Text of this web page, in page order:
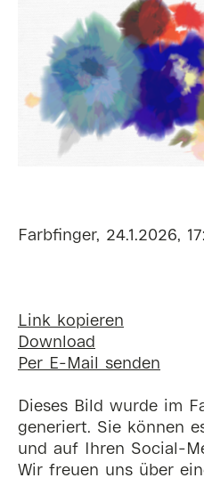
Farbfinger, 24.1.2026,
Link kopieren
Download
Per E-Mail senden
Dieses Bild wurde im
generiert. Sie können
und auf Ihren Social-
Wir freuen uns über